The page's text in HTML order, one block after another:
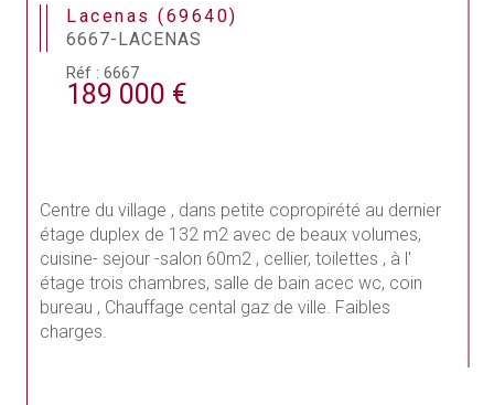
Lacenas (69640)
6667-LACENAS
Réf : 6667
189 000 €
Centre du village , dans petite copropirété au dernier
étage duplex de 132 m2 avec de beaux volumes,
cuisine- sejour -salon 60m2 , cellier, toilettes , à l'
étage trois chambres, salle de bain acec wc, coin
bureau , Chauffage cental gaz de ville. Faibles
charges.